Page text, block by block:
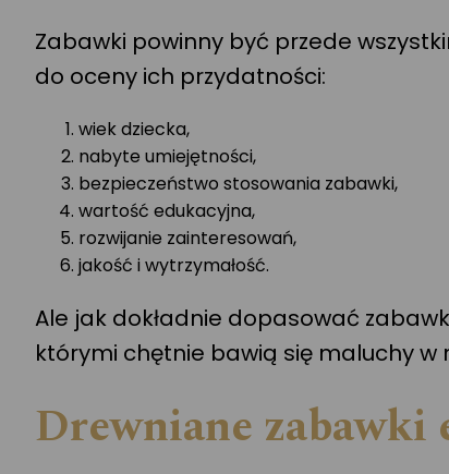
Zabawki powinny być przede
do oceny ich przydatności:
wiek dziecka,
nabyte umiejętności,
bezpieczeństwo stosowania zabawki,
wartość edukacyjna,
rozwijanie zainteresowań,
jakość i wytrzymałość.
Ale jak dokładnie dopasować
którymi chętnie bawią się maluchy w
Drewniane